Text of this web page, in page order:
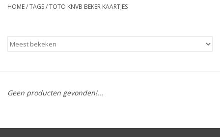
HOME/TAGS/TOTO KNVB BEKER KAARTJES
Geen producten gevonden!...